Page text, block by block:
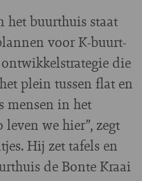
het buurthuis staat
voor K-buurt-
die
plein tussen flat en
mensen in het
we hier”, zegt
Hij zet tafels en
de Bonte Kraai